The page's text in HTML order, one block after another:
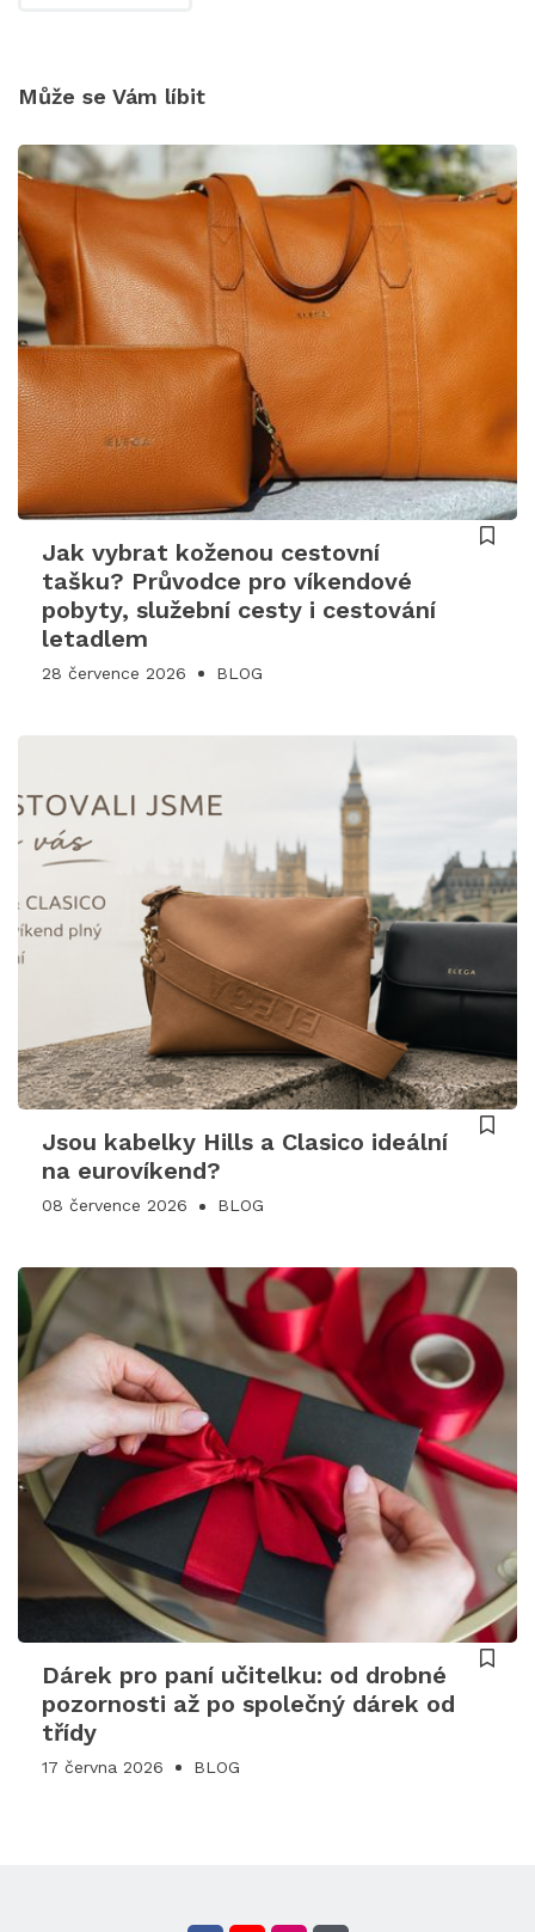
Může se Vám líbit
Jak vybrat koženou cestovní
tašku? Průvodce pro víkendové
pobyty, služební cesty i cestování
letadlem
28 července 2026 BLOG
Jsou kabelky Hills a Clasico ideální
na eurovíkend?
08 července 2026 BLOG
Dárek pro paní učitelku: od drobné
pozornosti až po společný dárek od
třídy
17 června 2026 BLOG